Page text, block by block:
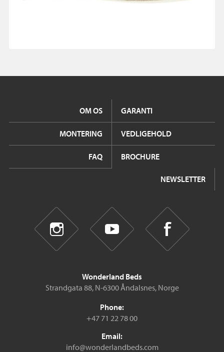
OM OS GARANTI
MONTERING VEDLIGEHOLD
FAQ BROCHURE
NEWSLETTER
Wonderland Beds
Strandgata 88, N-6300 Åndalsnes, Norge
Phone:
+47 71 22 78 00
Email:
info@wonderlandbeds.com